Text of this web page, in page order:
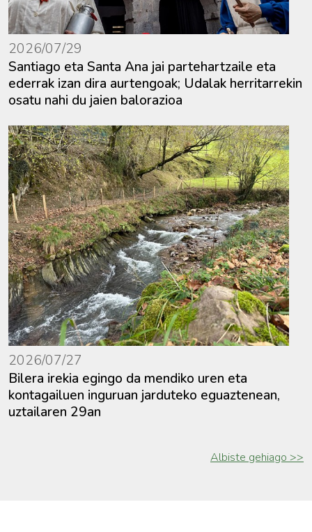
2026/07/29
Santiago eta Santa Ana jai partehartzaile eta
ederrak izan dira aurtengoak; Udalak herritarrekin
osatu nahi du jaien balorazioa
2026/07/27
Bilera irekia egingo da mendiko uren eta
kontagailuen inguruan jarduteko eguaztenean,
uztailaren 29an
Albiste gehiago >>